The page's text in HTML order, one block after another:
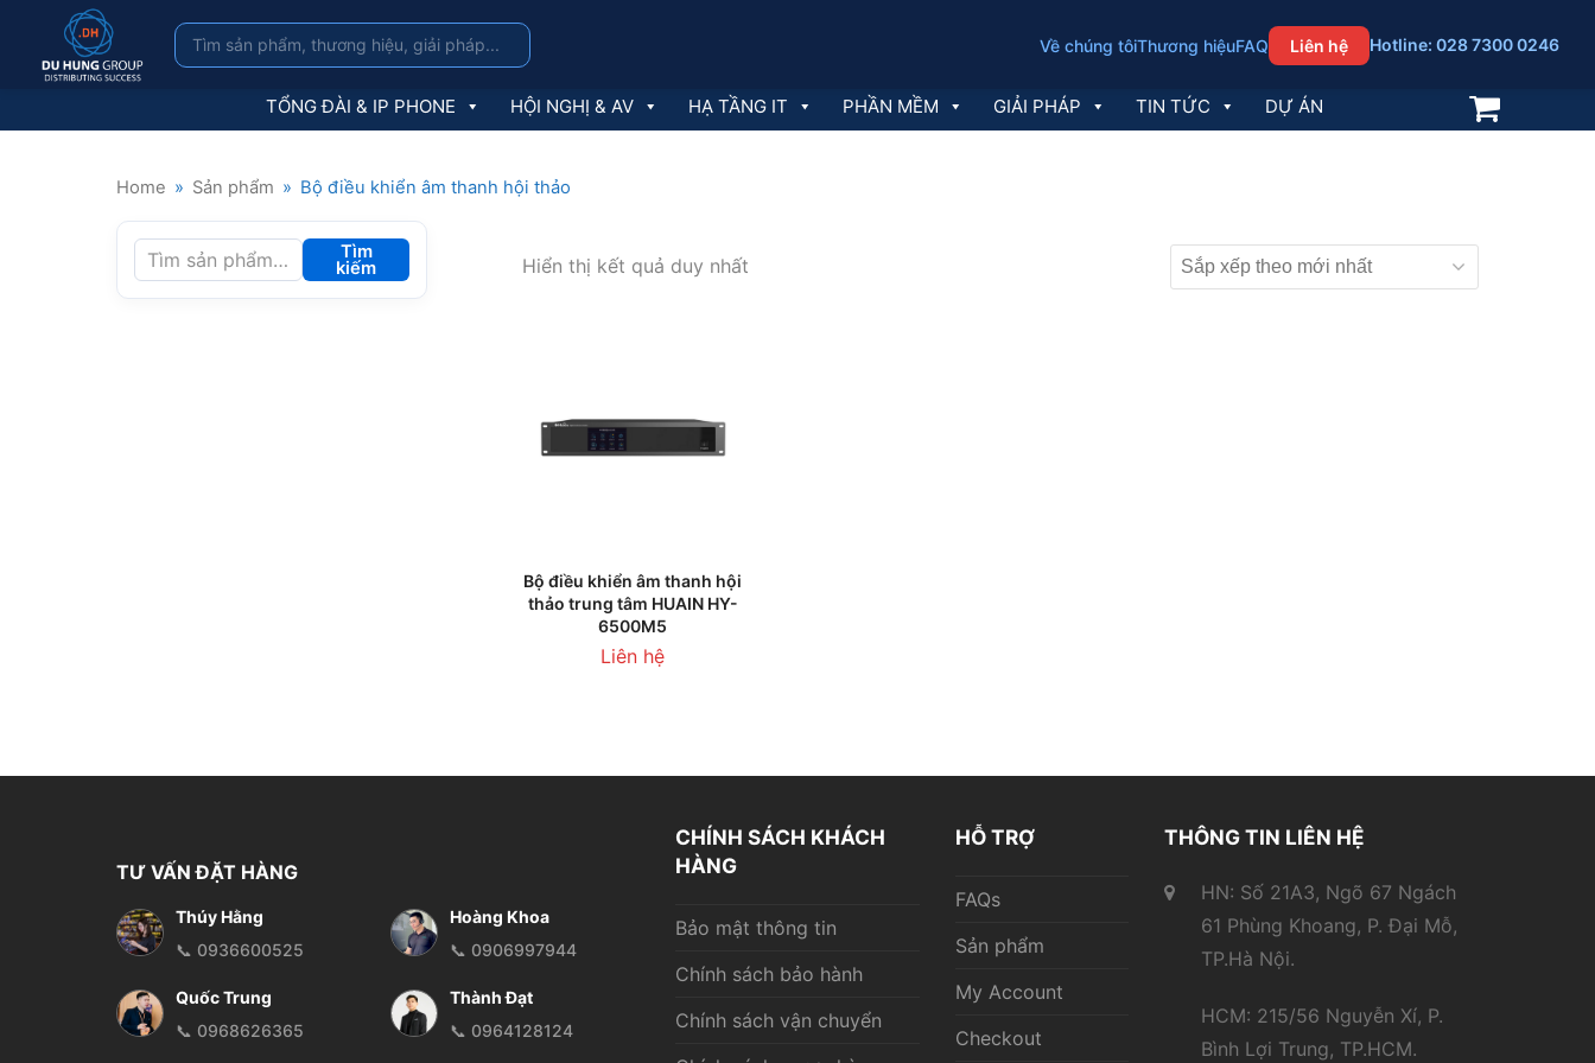
Về chúng tôiThương hiệuFAQ Liên hệ Hotline: 028 7300 0246
TỔNG ĐÀI & IP PHONE HỘI NGHỊ & AV HẠ TẦNG IT PHẦN MỀM GIẢI PHÁP TIN TỨC DỰ ÁN
Home » Sản phẩm » Bộ điều khiển âm thanh hội thảo
Hiển thị kết quả duy nhất
THÊM VÀO GIỎ HÀNG
Bộ điều khiển âm thanh hội
thảo trung tâm HUAIN HY-
6500M5
Liên hệ
Tìm
kiếm
TƯ VẤN ĐẶT HÀNG
Thúy Hằng
📞 0936600525
Hoàng Khoa
📞 0906997944
Quốc Trung
📞 0968626365
Thành Đạt
📞 0964128124
CHÍNH SÁCH KHÁCH
HÀNG
Bảo mật thông tin
Chính sách bảo hành
Chính sách vận chuyển
HỖ TRỢ
FAQs
Sản phẩm
My Account
Checkout
THÔNG TIN LIÊN HỆ
HN: Số 21A3, Ngõ 67 Ngách
61 Phùng Khoang, P. Đại Mỗ,
TP.Hà Nội.
HCM: 215/56 Nguyễn Xí, P.
Bình Lợi Trung, TP.HCM.